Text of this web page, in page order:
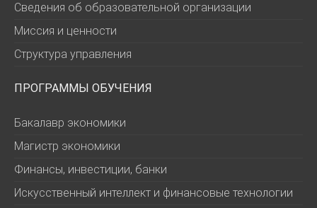
Сведения об образовательной организации
Миссия и ценности
Структура управления
ПРОГРАММЫ ОБУЧЕНИЯ
Бакалавр экономики
Магистр экономики
Финансы, инвестиции, банки
Искусственный интеллект и финансовые технологии